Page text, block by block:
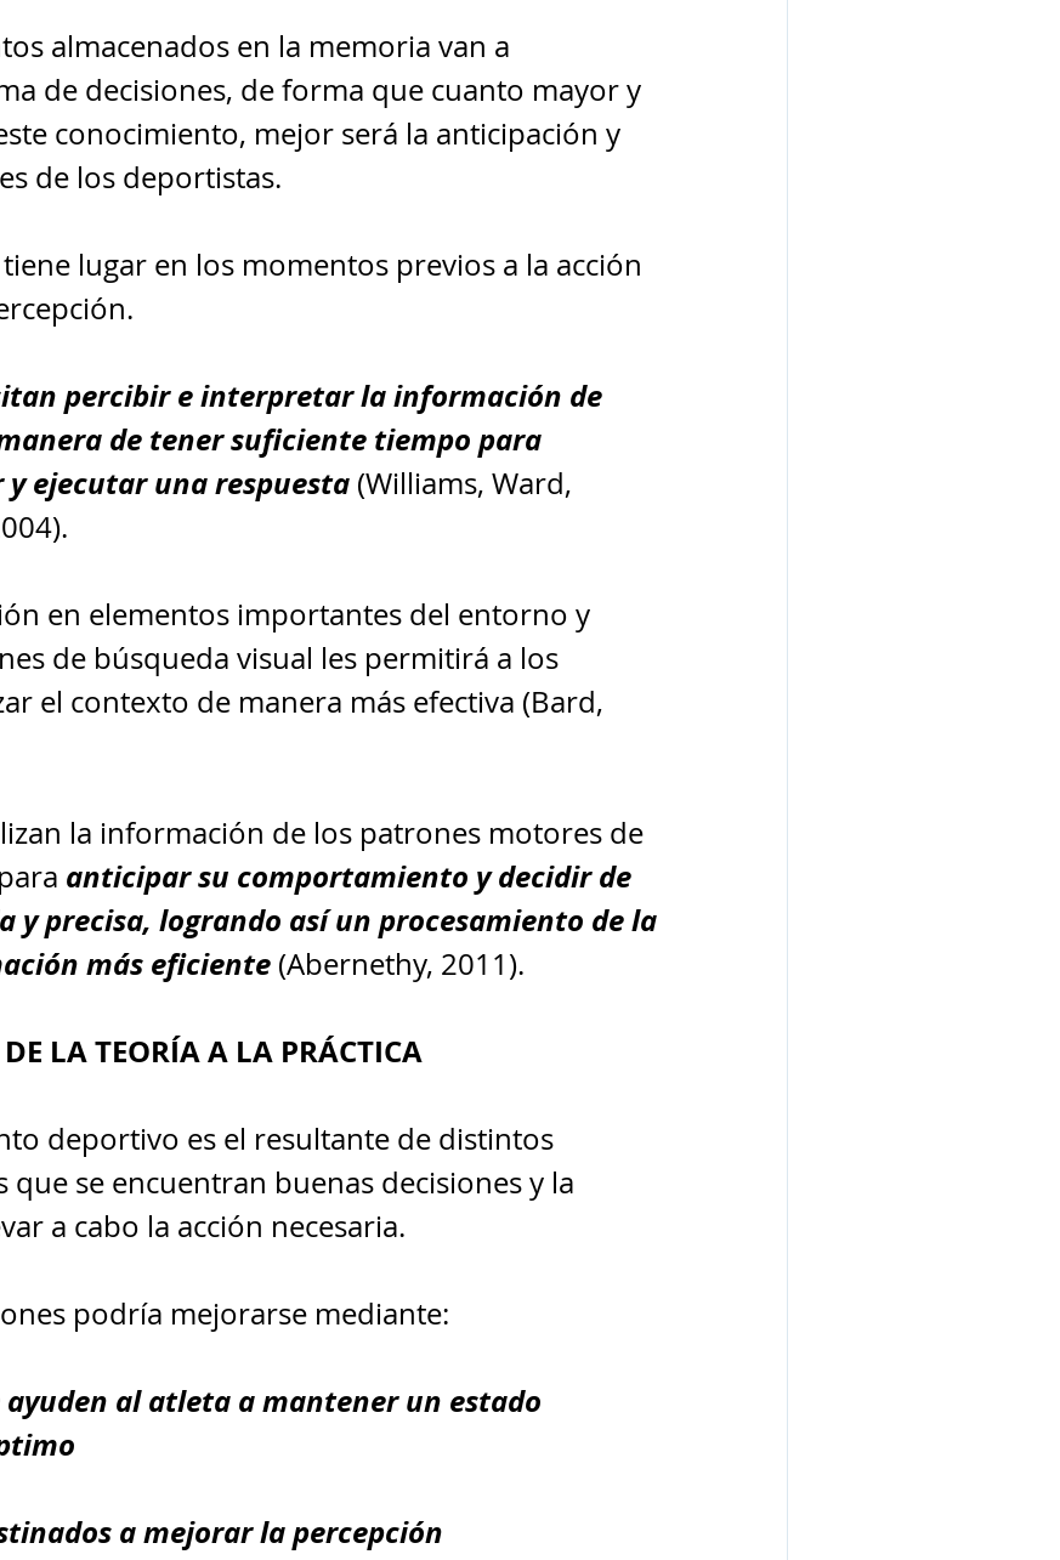
almacenados en la memoria van a
de decisiones, de forma que cuanto mayor y
conocimiento, mejor será la anticipación y
de los deportistas.
lugar en los momentos previos a la acción
percibir e interpretar la información de
de tener suficiente tiempo para
ejecutar una respuesta (Williams, Ward,
en elementos importantes del entorno y
de búsqueda visual les permitirá a los
el contexto de manera más efectiva (Bard,
la información de los patrones motores de
anticipar su comportamiento y decidir de
y precisa, logrando así un procesamiento de la
más eficiente (Abernethy, 2011).
DE LA TEORÍA A LA PRÁCTICA
deportivo es el resultante de distintos
que se encuentran buenas decisiones y la
a cabo la acción necesaria.
podría mejorarse mediante:
ayuden al atleta a mantener un estado
a mejorar la percepción